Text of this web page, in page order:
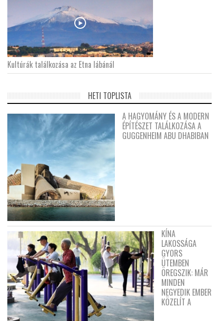
Kultúrák találkozása az Etna lábánál
HETI TOPLISTA
A HAGYOMÁNY ÉS A MODERN
ÉPÍTÉSZET TALÁLKOZÁSA A
GUGGENHEIM ABU DHABIBAN
KÍNA
LAKOSSÁGA
GYORS
ÜTEMBEN
ÖREGSZIK: MÁR
MINDEN
NEGYEDIK EMBER
KÖZELÍT A